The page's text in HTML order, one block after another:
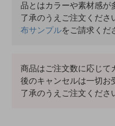
品とはカラーや素材感が
了承のうえご注文くださ
布サンプルをご請求くだ
商品はご注文数に応じて
後のキャンセルは一切お
了承のうえご注文くださ